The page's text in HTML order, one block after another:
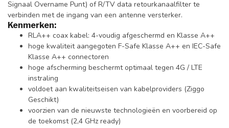
Signaal Overname Punt) of R/TV data retourkanaalfilter te
verbinden met de ingang van een antenne versterker.
Kenmerken:
RLA++ coax kabel: 4-voudig afgeschermd en Klasse A++
hoge kwaliteit aangegoten F-Safe Klasse A++ en IEC-Safe
Klasse A++ connectoren
hoge afscherming beschermt optimaal tegen 4G / LTE
instraling
voldoet aan kwaliteitseisen van kabelproviders (Ziggo
Geschikt)
voorzien van de nieuwste technologieën en voorbereid op
de toekomst (2,4 GHz ready)